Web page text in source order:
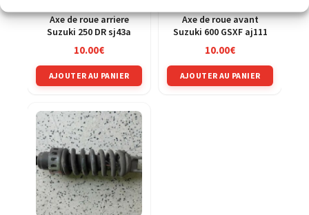
Axe de roue arriere
Suzuki 250 DR sj43a
10.00€
AJOUTER AU PANIER
Axe de roue avant
Suzuki 600 GSXF aj111
10.00€
AJOUTER AU PANIER